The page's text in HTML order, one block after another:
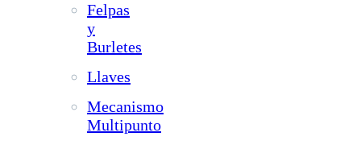
Felpas
y
Burletes
Llaves
Mecanismo
Multipunto